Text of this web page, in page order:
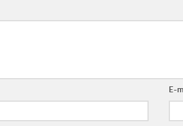
E-